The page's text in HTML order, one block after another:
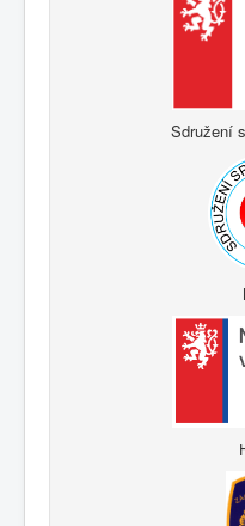
Sdružení